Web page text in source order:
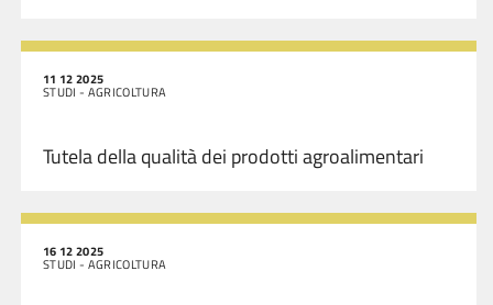
11 12 2025
STUDI - AGRICOLTURA
Tutela della qualità dei prodotti agroalimentari
16 12 2025
STUDI - AGRICOLTURA